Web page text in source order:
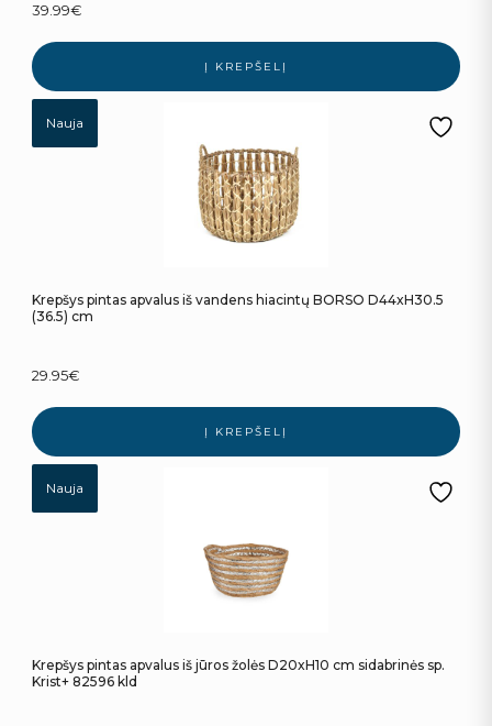
39.99€
Į KREPŠELĮ
Nauja
Krepšys pintas apvalus iš vandens hiacintų BORSO D44xH30.5
(36.5) cm
29.95€
Į KREPŠELĮ
Nauja
Krepšys pintas apvalus iš jūros žolės D20xH10 cm sidabrinės sp.
Krist+ 82596 kld